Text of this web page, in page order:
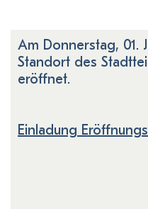
Am Donnerstag, 01.
Standort des
eröffnet.
Einladung